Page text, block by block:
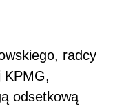
radcy
KPMG,
odsetkową